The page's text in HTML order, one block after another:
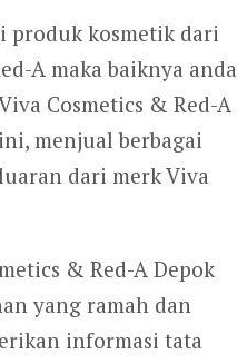
produk kosmetik dari
A maka baiknya anda
Cosmetics & Red-A
menjual berbagai
dari merk Viva
& Red-A Depok
yang ramah dan
informasi tata